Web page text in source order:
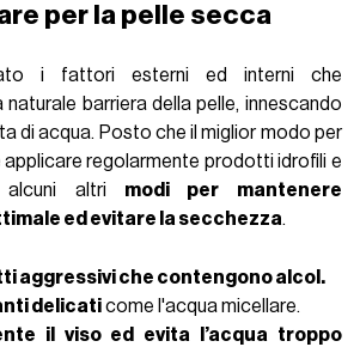
per la pelle secca
i fattori esterni ed interni che
barriera della pelle, innescando
di acqua. Posto che il miglior modo per
applicare regolarmente prodotti idrofili e
alcuni altri modi per mantenere
ed evitare la secchezza.
aggressivi che contengono alcol.
delicaticome l'acqua micellare.
il viso ed evita l’acqua troppo